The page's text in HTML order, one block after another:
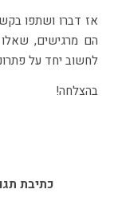
אז דברו ושתפו
הם מרגישים,
לחשוב יחד על
בהצלחה!
כתיבת